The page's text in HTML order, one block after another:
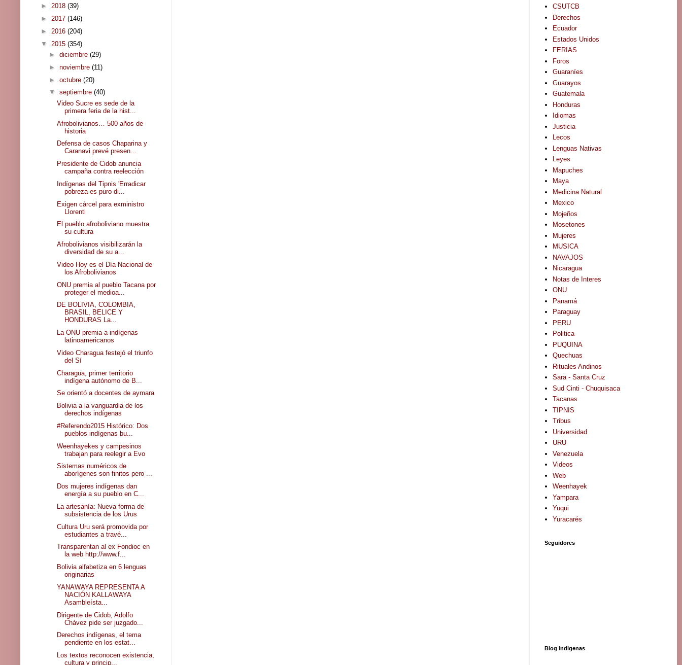
► 2018 (39)
► 2017 (146)
► 2016 (204)
▼ 2015 (354)
► diciembre (29)
► noviembre (11)
► octubre (20)
▼ septiembre (40)
Video Sucre es sede de la
primera feria de la hist...
Afrobolivianos… 500 años de
historia
Defensa de casos Chaparina y
Caranavi prevé presen...
Presidente de Cidob anuncia
campaña contra reelección
Indígenas del Tipnis 'Erradicar
pobreza es puro di...
Exigen cárcel para exministro
Llorenti
El pueblo afroboliviano muestra
su cultura
Afrobolivianos visibilizarán la
diversidad de su a...
Video Hoy es el Día Nacional de
los Afrobolivianos
ONU premia al pueblo Tacana por
proteger el medioa...
DE BOLIVIA, COLOMBIA,
BRASIL, BELICE Y
HONDURAS La...
La ONU premia a indígenas
latinoamericanos
Video Charagua festejó el triunfo
del Sí
Charagua, primer territorio
indígena autónomo de B...
Se orientó a docentes de aymara
Bolivia a la vanguardia de los
derechos indígenas
#Referendo2015 Histórico: Dos
pueblos indígenas bu...
Weenhayekes y campesinos
trabajan para reelegir a Evo
Sistemas numéricos de
aborígenes son finitos pero ...
Dos mujeres indígenas dan
energía a su pueblo en C...
La artesanía: Nueva forma de
subsistencia de los Urus
Cultura Uru será promovida por
estudiantes a travé...
Transparentan al ex Fondioc en
la web http://www.f...
Bolivia alfabetiza en 6 lenguas
originarias
YANAWAYA REPRESENTA A
NACIÓN KALLAWAYA
Asambleísta...
Dirigente de Cidob, Adolfo
Chávez pide ser juzgado...
Derechos indígenas, el tema
pendiente en los estat...
Los textos reconocen existencia,
cultura y princip...
CSUTCB
Derechos
Ecuador
Estados Unidos
FERIAS
Foros
Guaraníes
Guarayos
Guatemala
Honduras
Idiomas
Justicia
Lecos
Lenguas Nativas
Leyes
Mapuches
Maya
Medicina Natural
Mexico
Mojeños
Mosetones
Mujeres
MUSICA
NAVAJOS
Nicaragua
Notas de Interes
ONU
Panamá
Paraguay
PERU
Politica
PUQUINA
Quechuas
Rituales Andinos
Sara - Santa Cruz
Sud Cinti - Chuquisaca
Tacanas
TIPNIS
Tribus
Universidad
URU
Venezuela
Videos
Web
Weenhayek
Yampara
Yuqui
Yuracarés
Seguidores
Blog indigenas